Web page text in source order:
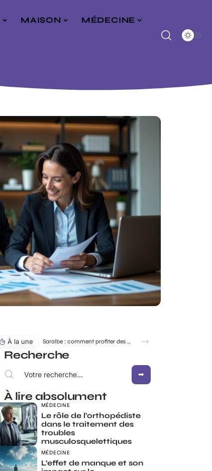
MAISON MÉDECINE
À la une Saralbe : comment profiter des bords de l’eau en toute saison ?
Recherche
À lire absolument
MÉDECINE
Le rôle de l’orthopédiste
dans le traitement des
troubles
musculosquelettiques
MÉDECINE
L’effet de manque et son